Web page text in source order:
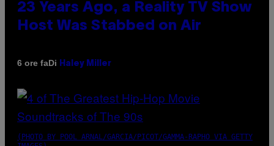
23 Years Ago, a Reality TV Show
Host Was Stabbed on Air
6 ore faDi Haley Miller
(PHOTO BY POOL ARNAL/GARCIA/PICOT/GAMMA-RAPHO VIA GETTY